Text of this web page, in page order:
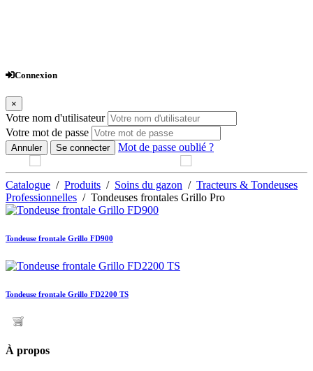
Connexion
×
Votre nom d'utilisateur
Votre mot de passe
Annuler Se connecter Mot de passe oublié ?
Catalogue / Produits / Soins du gazon / Tracteurs & Tondeuses
Professionnelles / Tondeuses frontales Grillo Pro
Tondeuse frontale Grillo FD900
Tondeuse frontale Grillo FD2200 TS
À propos